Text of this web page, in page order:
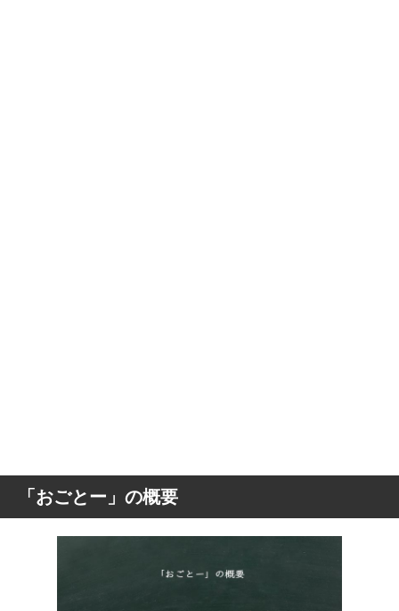
「おごとー」の概要